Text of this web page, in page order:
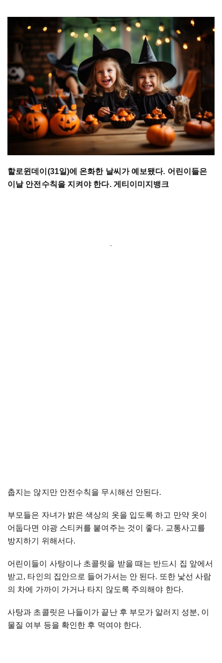
할로윈데이(31일)에 온화한 날씨가 예보됐다. 어린이들은
이날 안전수칙을 지켜야 한다. 게티이미지뱅크
춥지는 않지만 안전수칙을 무시해선 안된다.
부모들은 자녀가 밝은 색상의 옷을 입도록 하고 만약 옷이
어둡다면 야광 스티커를 붙여주는 것이 좋다. 교통사고를
방지하기 위해서다.
어린이들이 사탕이나 초콜릿을 받을 때는 반드시 집 앞에서
받고, 타인의 집안으로 들어가서는 안 된다. 또한 낯선 사람
의 차에 가까이 가거나 타지 않도록 주의해야 한다.
사탕과 초콜릿은 나들이가 끝난 후 부모가 알러지 성분, 이
물질 여부 등을 확인한 후 먹여야 한다.